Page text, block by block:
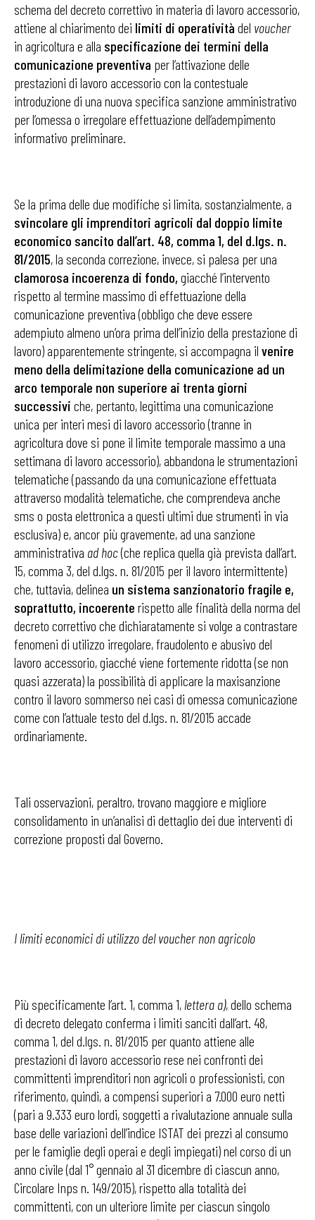
schema del decreto correttivo in materia di lavoro accessorio,
attiene al chiarimento dei limiti di operatività del voucher
in agricoltura e alla specificazione dei termini della
comunicazione preventiva per l’attivazione delle
prestazioni di lavoro accessorio con la contestuale
introduzione di una nuova specifica sanzione amministrativo
per l’omessa o irregolare effettuazione dell’adempimento
informativo preliminare.
Se la prima delle due modifiche si limita, sostanzialmente, a
svincolare gli imprenditori agricoli dal doppio limite
economico sancito dall’art. 48, comma 1, del d.lgs. n.
81/2015, la seconda correzione, invece, si palesa per una
clamorosa incoerenza di fondo, giacché l’intervento
rispetto al termine massimo di effettuazione della
comunicazione preventiva (obbligo che deve essere
adempiuto almeno un’ora prima dell’inizio della prestazione di
lavoro) apparentemente stringente, si accompagna il venire
meno della delimitazione della comunicazione ad un
arco temporale non superiore ai trenta giorni
successivi che, pertanto, legittima una comunicazione
unica per interi mesi di lavoro accessorio (tranne in
agricoltura dove si pone il limite temporale massimo a una
settimana di lavoro accessorio), abbandona le strumentazioni
telematiche (passando da una comunicazione effettuata
attraverso modalità telematiche, che comprendeva anche
sms o posta elettronica a questi ultimi due strumenti in via
esclusiva) e, ancor più gravemente, ad una sanzione
amministrativa ad hoc(che replica quella già prevista dall’art.
15, comma 3, del d.lgs. n. 81/2015 per il lavoro intermittente)
che, tuttavia, delinea un sistema sanzionatorio fragile e,
soprattutto, incoerente rispetto alle finalità della norma del
decreto correttivo che dichiaratamente si volge a contrastare
fenomeni di utilizzo irregolare, fraudolento e abusivo del
lavoro accessorio, giacché viene fortemente ridotta (se non
quasi azzerata) la possibilità di applicare la maxisanzione
contro il lavoro sommerso nei casi di omessa comunicazione
come con l’attuale testo del d.lgs. n. 81/2015 accade
ordinariamente.
Tali osservazioni, peraltro, trovano maggiore e migliore
consolidamento in un’analisi di dettaglio dei due interventi di
correzione proposti dal Governo.
I limiti economici di utilizzo del voucher non agricolo
Più specificamente l’art. 1, comma 1, lettera a), dello schema
di decreto delegato conferma i limiti sanciti dall’art. 48,
comma 1, del d.lgs. n. 81/2015 per quanto attiene alle
prestazioni di lavoro accessorio rese nei confronti dei
committenti imprenditori non agricoli o professionisti, con
riferimento, quindi, a compensi superiori a 7.000 euro netti
(pari a 9.333 euro lordi, soggetti a rivalutazione annuale sulla
base delle variazioni dell’indice ISTAT dei prezzi al consumo
per le famiglie degli operai e degli impiegati) nel corso di un
anno civile (dal 1° gennaio al 31 dicembre di ciascun anno,
Circolare Inps n. 149/2015), rispetto alla totalità dei
committenti, con un ulteriore limite per ciascun singolo